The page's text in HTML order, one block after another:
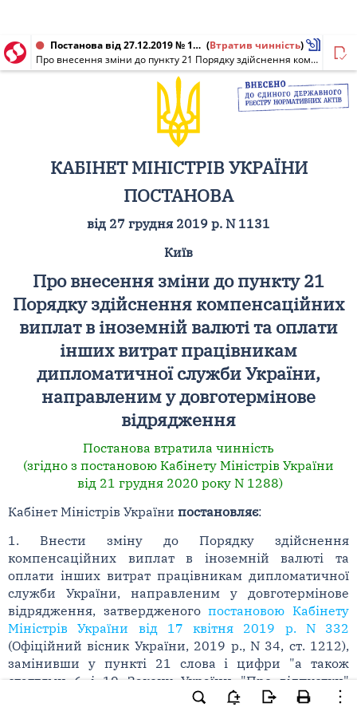
Постанова від 27.12.2019 № 1131 (Втратив чинність)
Про внесення зміни до пункту 21 Порядку здійснення компенсаційних виплат в іноземній валюті та оплати інших витрат працівникам дипломатичної служби України, направленим у довготермінове відрядження